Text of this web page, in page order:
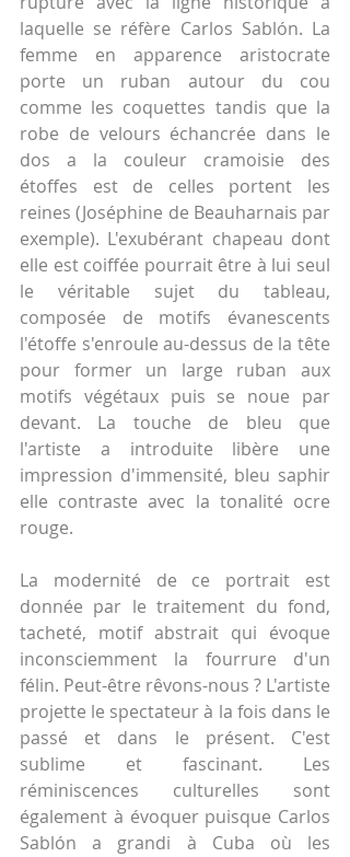
laquelle se réfère Carlos Sablón. La
femme en apparence aristocrate
porte un ruban autour du cou
comme les coquettes tandis que la
robe de velours échancrée dans le
dos a la couleur cramoisie des
étoffes est de celles portent les
reines (Joséphine de Beauharnais par
exemple). L'exubérant chapeau dont
elle est coiffée pourrait être à lui seul
le véritable sujet du tableau,
composée de motifs évanescents
l'étoffe s'enroule au-dessus de la tête
pour former un large ruban aux
motifs végétaux puis se noue par
devant. La touche de bleu que
l'artiste a introduite libère une
impression d'immensité, bleu saphir
elle contraste avec la tonalité ocre
rouge.
La modernité de ce portrait est
donnée par le traitement du fond,
tacheté, motif abstrait qui évoque
inconsciemment la fourrure d'un
félin. Peut-être rêvons-nous ? L'artiste
projette le spectateur à la fois dans le
passé et dans le présent. C'est
sublime et fascinant. Les
réminiscences culturelles sont
également à évoquer puisque Carlos
Sablón a grandi à Cuba où les